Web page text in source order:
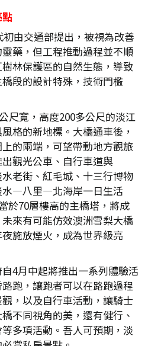
由交通部提出，被視為改善
藥，但工程推動過程並不順
林保護區的自然生態，導致
段的設計特殊，技術門檻
尺寬，高度200多公尺的淡江
格的新地標。大橋通車後，
的兩端，可望帶動地方觀旅
觀光公車、自行車道與
老街、紅毛城、十三行博物
水—八里—北海岸一日生活
於70層樓高的主橋塔，將成
來有可能仿效澳洲雪梨大橋
施放煙火，成為世界級亮
4月中起將推出一系列體驗活
跑，讓跑者可以在路跑過程
，以及自行車活動，讓騎士
不同視角的美，還有健行、
多項活動。吾人可預期，淡